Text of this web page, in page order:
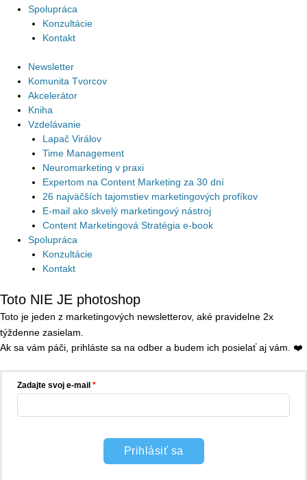
Spolupráca
Konzultácie
Kontakt
Newsletter
Komunita Tvorcov
Akcelerátor
Kniha
Vzdelávanie
Lapač Virálov
Time Management
Neuromarketing v praxi
Expertom na Content Marketing za 30 dní
26 najväčších tajomstiev marketingových profíkov
E-mail ako skvelý marketingový nástroj
Content Marketingová Stratégia e-book
Spolupráca
Konzultácie
Kontakt
Toto NIE JE photoshop
Toto je jeden z marketingových newsletterov, aké pravidelne 2x
týždenne zasielam.
Ak sa vám páči, prihláste sa na odber a budem ich posielať aj vám. ❤️
Zadajte svoj e-mail
Prihlásiť sa